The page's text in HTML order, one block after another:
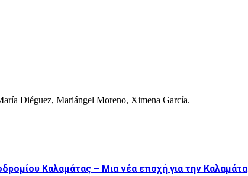
Diéguez, Mariángel Moreno, Ximena García.
Καλαμάτας – Μια νέα εποχή για την Καλαμάτα